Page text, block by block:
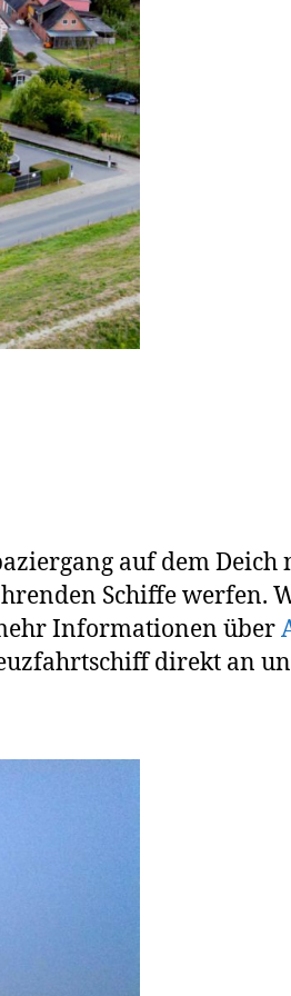
auf dem Deich
Schiffe werfen.
Informationen über
direkt an